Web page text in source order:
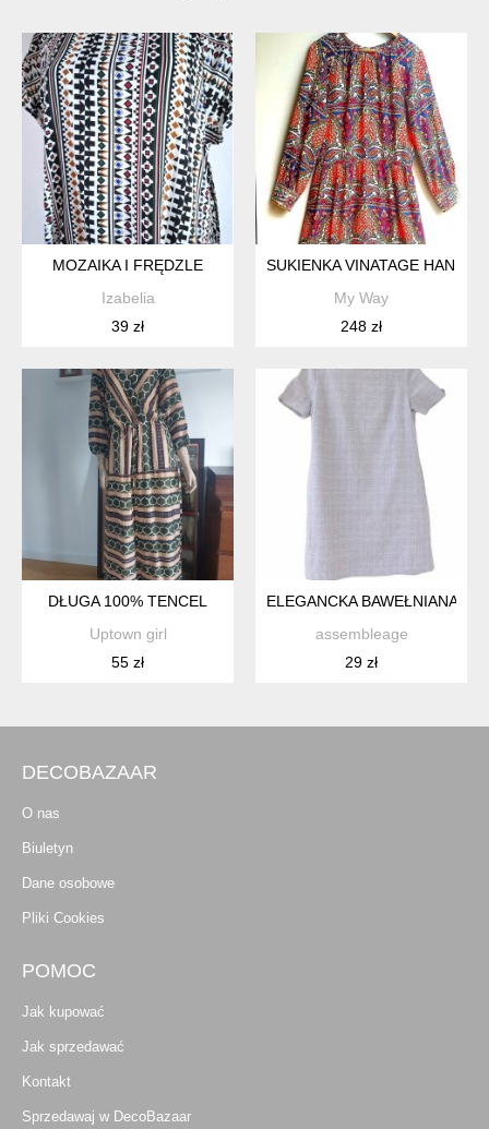
MOZAIKA I FRĘDZLE
Izabelia
39 zł
SUKIENKA VINATAGE
My Way
248 zł
DŁUGA 100% TENCEL
Uptown girl
55 zł
ELEGANCKA BAWEŁNIANA
assembleage
29 zł
DECOBAZAAR
O nas
Biuletyn
Dane osobowe
Pliki Cookies
POMOC
Jak kupować
Jak sprzedawać
Kontakt
Sprzedawaj w DecoBazaar